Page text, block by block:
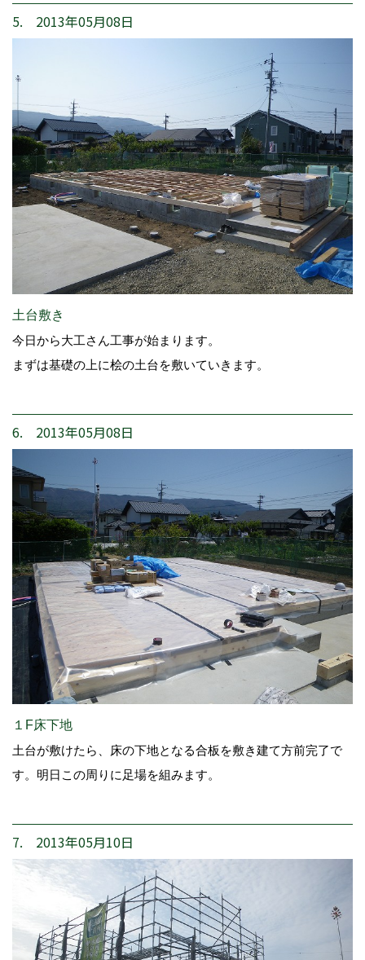
5. 2013年05月08日
土台敷き
今日から大工さん工事が始まります。
まずは基礎の上に桧の土台を敷いていきます。
6. 2013年05月08日
１F床下地
土台が敷けたら、床の下地となる合板を敷き建て方前完了で
す。明日この周りに足場を組みます。
7. 2013年05月10日